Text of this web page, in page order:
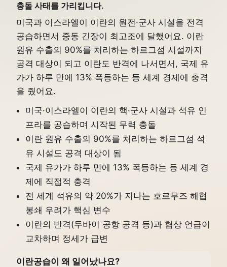
충돌 사태를 가리킵니다.
미국과 이스라엘이 이란의 원전·군사 시설을 전격
공습하면서 중동 긴장이 최고조에 달했어요. 이란
원유 수출의 90%를 처리하는 하르그섬 시설까지
공격 대상이 되고 이란도 반격에 나서면서, 국제 유
가가 하루 만에 13% 폭등하는 등 세계 경제에 충격
을 줬어요.
미국·이스라엘이 이란의 핵·군사 시설과 석유 인
프라를 공습하며 시작된 무력 충돌
이란 원유 수출의 90%를 처리하는 하르그섬 석
유 시설도 공격 대상이 됨
국제 유가가 하루 만에 13% 폭등하는 등 세계 경
제에 직접적 충격
전 세계 석유의 약 20%가 지나는 호르무즈 해협
봉쇄 우려가 핵심 변수
이란의 반격(두바이 공항 공격 등)과 협상 언급이
교차하며 정세가 급변
이란공습이 왜 일어났나요?